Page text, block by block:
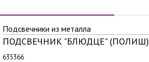
Подсвечники из металла
ПОДСВЕЧНИК "БЛЮДЦЕ" (ПОЛИШ)
635366